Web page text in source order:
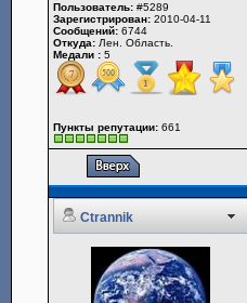
Пользователь: #5289
Зарегистрирован: 2010-04-11
Сообщений: 6744
Откуда: Лен. Область.
Медали : 5
Пункты репутации: 661
Ctrannik